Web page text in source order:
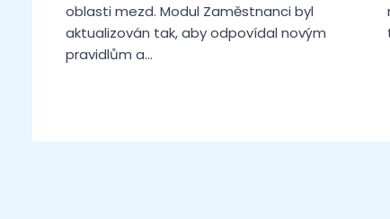
oblasti mezd. Modul Zaměstnanci byl
aktualizován tak, aby odpovídal novým
pravidlům a…